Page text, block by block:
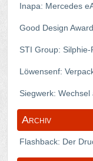
Inapa: Mercedes
Good Design
STI Group:
Löwensenf:
Siegwerk: Wechsel
Archiv
Flashback: Der